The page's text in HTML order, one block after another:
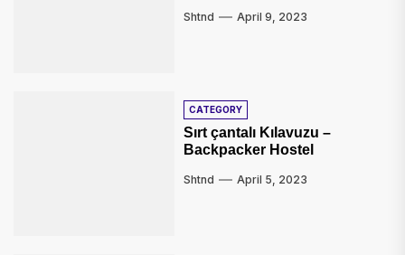
Shtnd April 9, 2023
CATEGORY
Sırt çantalı Kılavuzu –
Backpacker Hostel
Shtnd April 5, 2023